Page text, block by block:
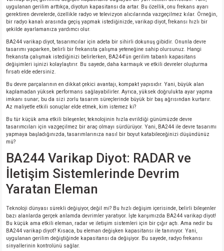
MARKA)
uygulanan gerilim arttıkça, diyotun kapasitansı da artar. Bu özellik, onu frekans ayarı
gerektiren devrelerde, özellikle radyo ve televizyon alıcılarında vazgeçilmez kılar. Örneğin,
bir radyo kanalı arasında geçiş yapmak istediğinizde, varikap diyot, frekansı hızlı bir
şekilde ayarlamanıza yardımcı olur.
BA244 varikap diyot, tasarımcılar için adeta bir sihirli dokunuş gibidir. Onunla devre
tasarımı yaparken, belirli bir frekansta çalışma yeteneğine sahip olursunuz. Hangi
frekansta çalışmak istediğinizi belirlerken, BA244'ün gerilim tabanlı kapasitans
değişimleri işinizi kolaylaştırır. Bu sayede, daha karmaşık ve etkili devreler oluşturma
fırsatı elde edersiniz.
Bu devre parçalarının en dikkat çekici avantajı, kompakt yapısıdır. Yani, büyük alan
kaplamadan yüksek performans sağlayabilirler. Ayrıca, yüksek doğrulukta ayar yapma
imkanı sunar; bu da sizi zorlu tasarım süreçlerinde büyük bir baş ağrısından kurtarır.
Az maliyetle etkili sonuçlar elde etmek, kim istemez ki?
Bu tür küçük ama etkili bileşenler, teknolojinin hızla evrildiği günümüzde devre
tasarımcıları için vazgeçilmez bir araç olmayı sürdürüyor. Yani, BA244 ile devre tasarımı
yapmaya başladığınızda, tasarımlarınıza nasıl bir boyut katabileceğinizi düşündünüz
mü?
BA244 Varikap Diyot: RADAR ve
İletişim Sistemlerinde Devrim
Yaratan Eleman
Teknoloji dünyası sürekli değişiyor, değil mi? Bu hızlı değişim içerisinde, belirli bileşenler
bazı alanlarda gerçek anlamda devrimler yaratıyor. İşte karşımızda BA244 varikap diyot!
Bu küçük ama etkili eleman, radar ve iletişim sistemleri için bir çığır açtı. Ama nedir bu
BA244 varikap diyot? Kısaca, bu eleman değişken kapasitansı ile tanınıyor. Yani,
uygulanan gerilim değiştiğinde kapasitansı da değişiyor. Bu sayede, radyo frekansı
sinyallerinin kontrolünü sağlar.